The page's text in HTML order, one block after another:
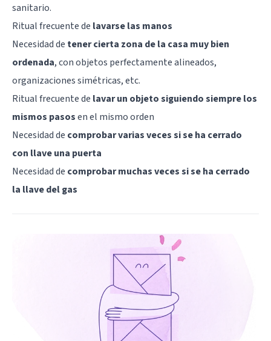
sanitario.
Ritual frecuente de lavarse las manos
Necesidad de tener cierta zona de la casa muy bien
ordenada, con objetos perfectamente alineados,
organizaciones simétricas, etc.
Ritual frecuente de lavar un objeto siguiendo siempre los
mismos pasosen el mismo orden
Necesidad de comprobar varias veces si se ha cerrado
con llave una puerta
Necesidad de comprobar muchas veces si se ha cerrado
la llave del gas